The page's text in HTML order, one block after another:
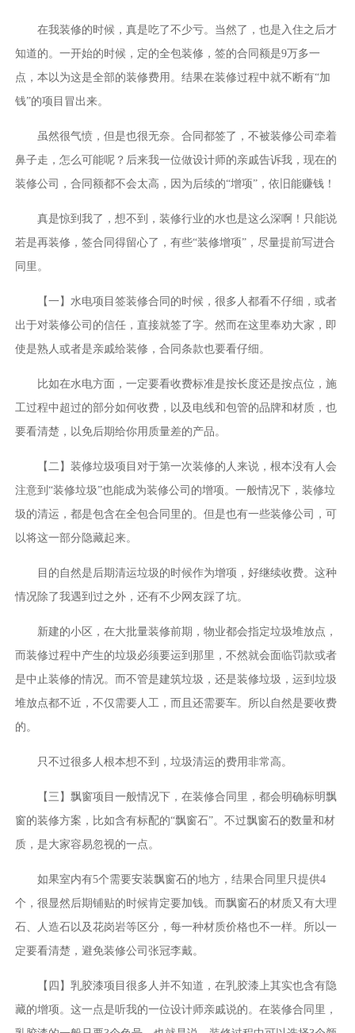
在我装修的时候，真是吃了不少亏。当然了，也是入住之后才
知道的。一开始的时候，定的全包装修，签的合同额是9万多一
点，本以为这是全部的装修费用。结果在装修过程中就不断有“加
钱”的项目冒出来。
虽然很气愤，但是也很无奈。合同都签了，不被装修公司牵着
鼻子走，怎么可能呢？后来我一位做设计师的亲戚告诉我，现在的
装修公司，合同额都不会太高，因为后续的“增项”，依旧能赚钱！
真是惊到我了，想不到，装修行业的水也是这么深啊！只能说
若是再装修，签合同得留心了，有些“装修增项”，尽量提前写进合
同里。
【一】水电项目签装修合同的时候，很多人都看不仔细，或者
出于对装修公司的信任，直接就签了字。然而在这里奉劝大家，即
使是熟人或者是亲戚给装修，合同条款也要看仔细。
比如在水电方面，一定要看收费标准是按长度还是按点位，施
工过程中超过的部分如何收费，以及电线和包管的品牌和材质，也
要看清楚，以免后期给你用质量差的产品。
【二】装修垃圾项目对于第一次装修的人来说，根本没有人会
注意到“装修垃圾”也能成为装修公司的增项。一般情况下，装修垃
圾的清运，都是包含在全包合同里的。但是也有一些装修公司，可
以将这一部分隐藏起来。
目的自然是后期清运垃圾的时候作为增项，好继续收费。这种
情况除了我遇到过之外，还有不少网友踩了坑。
新建的小区，在大批量装修前期，物业都会指定垃圾堆放点，
而装修过程中产生的垃圾必须要运到那里，不然就会面临罚款或者
是中止装修的情况。而不管是建筑垃圾，还是装修垃圾，运到垃圾
堆放点都不近，不仅需要人工，而且还需要车。所以自然是要收费
的。
只不过很多人根本想不到，垃圾清运的费用非常高。
【三】飘窗项目一般情况下，在装修合同里，都会明确标明飘
窗的装修方案，比如含有标配的“飘窗石”。不过飘窗石的数量和材
质，是大家容易忽视的一点。
如果室内有5个需要安装飘窗石的地方，结果合同里只提供4
个，很显然后期铺贴的时候肯定要加钱。而飘窗石的材质又有大理
石、人造石以及花岗岩等区分，每一种材质价格也不一样。所以一
定要看清楚，避免装修公司张冠李戴。
【四】乳胶漆项目很多人并不知道，在乳胶漆上其实也含有隐
藏的增项。这一点是听我的一位设计师亲戚说的。在装修合同里，